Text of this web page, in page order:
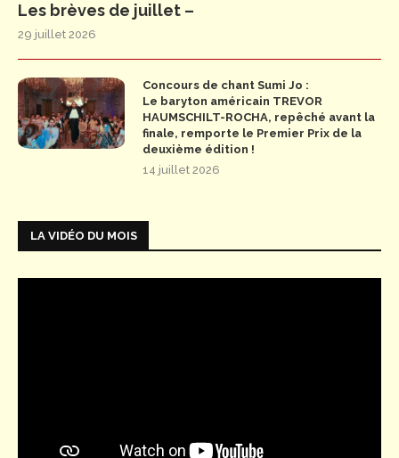
Les brèves de juillet –
29 juillet 2026
Concours de chant Sumi Jo :
Le baryton américain TREVOR
HAUMSCHILT-ROCHA, repêché avant la
finale, remporte le Premier Prix de la
deuxième édition !
14 juillet 2026
LA VIDÉO DU MOIS